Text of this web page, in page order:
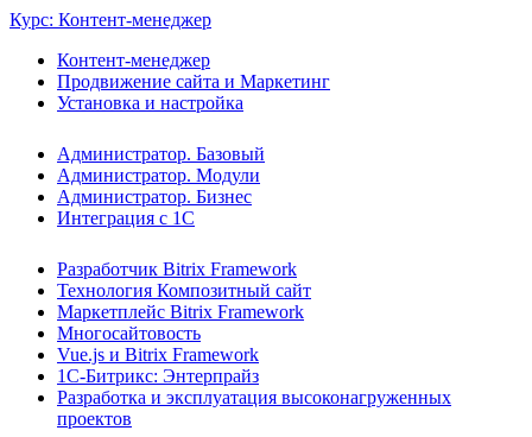
Курс: Контент-менеджер
Контент-менеджер
Продвижение сайта и Маркетинг
Установка и настройка
Администратор. Базовый
Администратор. Модули
Администратор. Бизнес
Интеграция с 1С
Разработчик Bitrix Framework
Технология Композитный сайт
Маркетплейс Bitrix Framework
Многосайтовость
Vue.js и Bitrix Framework
1С-Битрикс: Энтерпрайз
Разработка и эксплуатация высоконагруженных
проектов